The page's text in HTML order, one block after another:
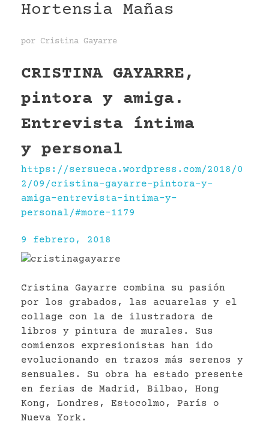
Hortensia Mañas
por Cristina Gayarre
CRISTINA GAYARRE,
pintora y amiga.
Entrevista íntima
y personal
https://sersueca.wordpress.com/2018/0
2/09/cristina-gayarre-pintora-y-
amiga-entrevista-intima-y-
personal/#more-1179
9 febrero, 2018
Cristina Gayarre combina su pasión
por los grabados, las acuarelas y el
collage con la de ilustradora de
libros y pintura de murales. Sus
comienzos expresionistas han ido
evolucionando en trazos más serenos y
sensuales. Su obra ha estado presente
en ferias de Madrid, Bilbao, Hong
Kong, Londres, Estocolmo, París o
Nueva York.